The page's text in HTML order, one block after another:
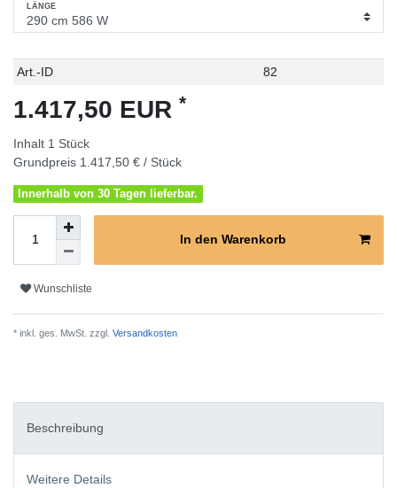
LÄNGE
Technisches
Wert
Art.-ID 82
1.417,50 EUR *
Inhalt 1 Stück
Grundpreis 1.417,50 € / Stück
Innerhalb von 30 Tagen lieferbar.
In den Warenkorb
Wunschliste
* inkl. ges. MwSt. zzgl. Versandkosten
Beschreibung
Weitere Details